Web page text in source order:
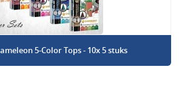
5-Color Tops - 10x 5 stuks